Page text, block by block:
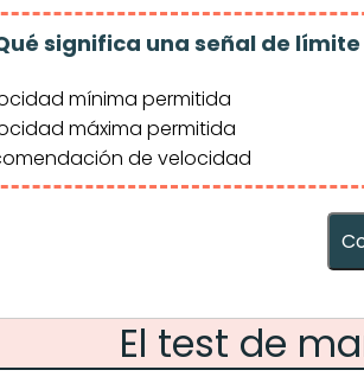
significa una señal de
mínima permitida
máxima permitida
de velocidad
El test de